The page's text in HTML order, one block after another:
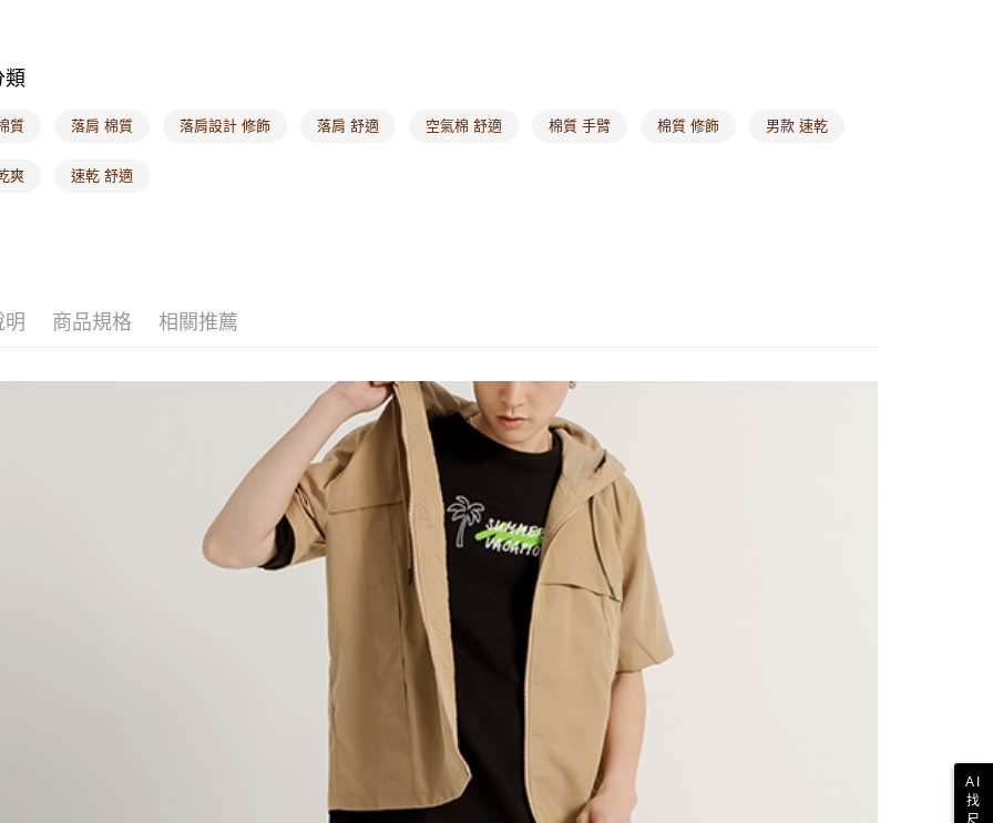
類
質 落肩 棉質 落肩設計 修飾 落肩 舒適 空氣棉 舒適 棉質 手臂 棉質 修飾 男款 速乾
爽 速乾 舒適
明 商品規格 相關推薦
AI
找
尺